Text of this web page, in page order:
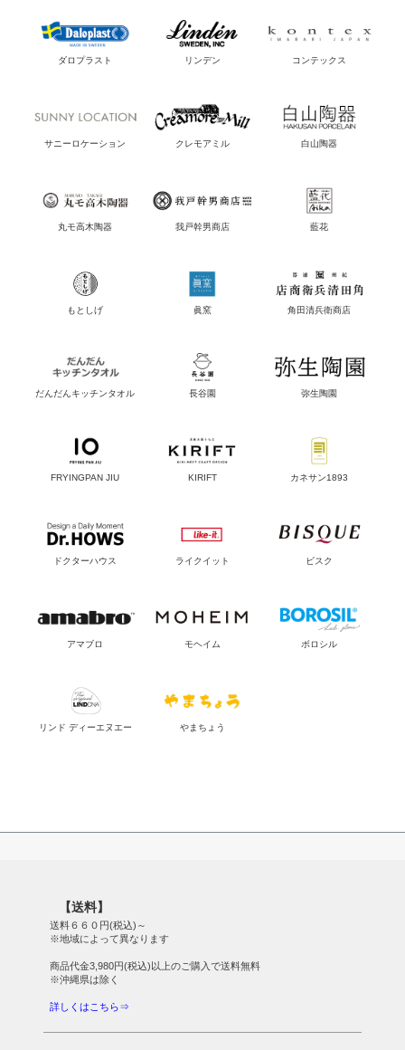
ダロプラスト リンデン コンテックス
サニーロケーション クレモアミル 白山陶器
丸モ高木陶器 我戸幹男商店 藍花
もとしげ 眞窯 角田清兵衛商店
だんだんキッチンタオル 長谷園 弥生陶園
FRYINGPAN JIU KIRIFT カネサン1893
ドクターハウス ライクイット ビスク
アマブロ モヘイム ボロシル
リンド ディーエヌエー やまちょう
【送料】
送料６６０円(税込)～
※地域によって異なります
商品代金3,980円(税込)以上のご購入で送料無料
※沖縄県は除く
詳しくはこちら⇒